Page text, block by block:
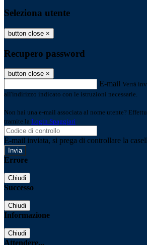
Seleziona utente
button close ×
Recupero password
button close ×
E-mail Verrà
all'indirizzo indicato con le istruzioni necessarie.
Non hai una e-mail associata al nome utente?
tramite la Login Spaggiari
E-mail inviata, si prega di controllare la
Errore
Chiudi
Successo
Chiudi
Informazione
Chiudi
Attendere...